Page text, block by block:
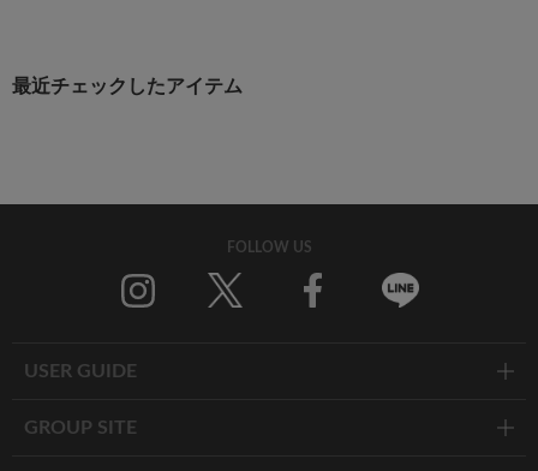
最近チェックしたアイテム
FOLLOW US
USER GUIDE
GROUP SITE